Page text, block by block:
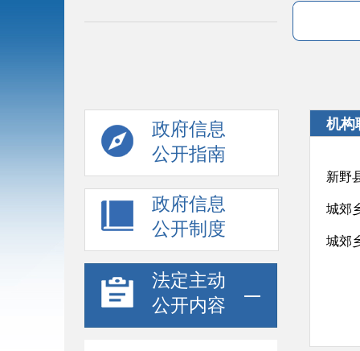
政府信息
公开指南
政府信息
公开制度
法定主动
公开内容
机构
新野
城郊
城郊